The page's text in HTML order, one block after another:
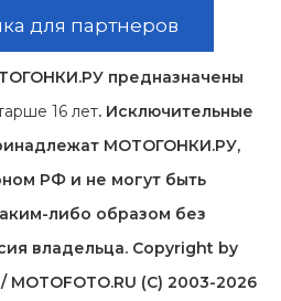
для партнеров
предназначены
16 лет. Исключительные
МОТОГОНКИ.РУ,
РФ и не могут быть
либо образом без
владельца. Copyright by
MOTOFOTO.RU (C) 2003-2026